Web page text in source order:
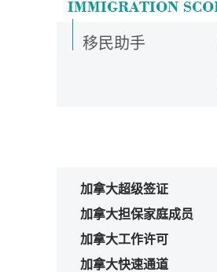
移民助手
加拿大超级签证
加拿大担保家庭成员
加拿大工作许可
加拿大快速通道